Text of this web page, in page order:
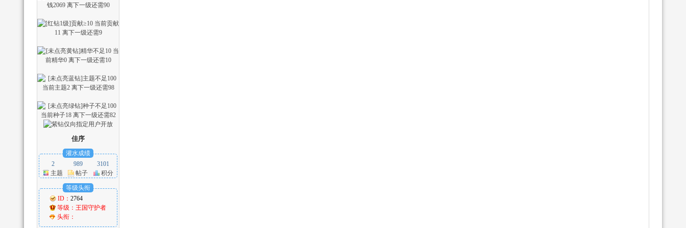
乐
佳序
灌水成绩
2
主题
989
帖子
3101
积分
等级头衔
ID： 2764
等级： 王国守护者
头衔：